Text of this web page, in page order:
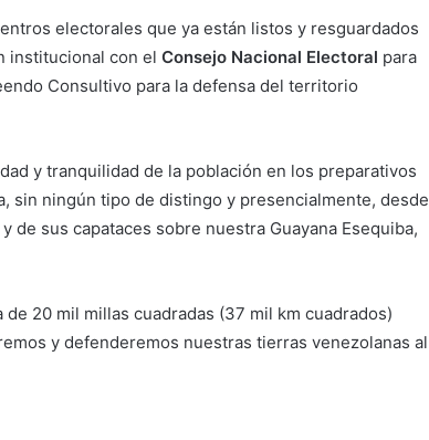
electorales que ya están listos y resguardados
institucional con el Consejo Nacional Electoral para
Consultivo para la defensa del territorio
y tranquilidad de la población en los preparativos
sin ningún tipo de distingo y presencialmente, desde
sus capataces sobre nuestra Guayana Esequiba,
20 mil millas cuadradas (37 mil km cuadrados)
y defenderemos nuestras tierras venezolanas al